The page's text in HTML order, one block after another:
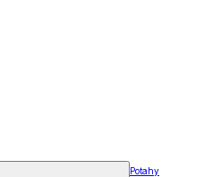
Potahy